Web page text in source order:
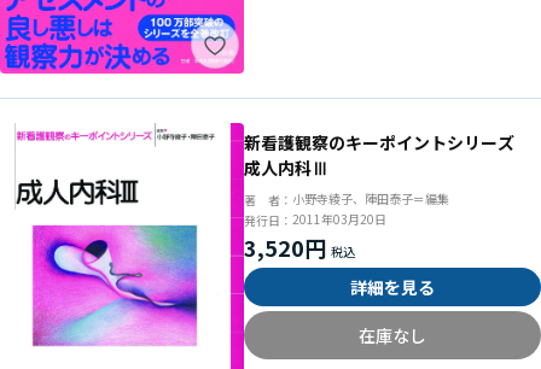
新看護観察のキーポイントシリーズ
成人内科Ⅲ
著 者： 小野寺綾子、陣田泰子＝編集
発行日： 2011年03月20日
3,520円
詳細を見る
在庫なし